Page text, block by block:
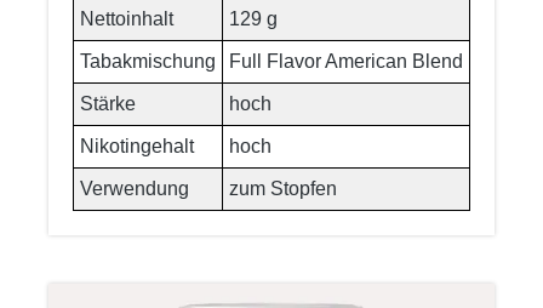
Nettoinhalt 129 g
Tabakmischung Full Flavor American Blend
Stärke hoch
Nikotingehalt hoch
Verwendung zum Stopfen